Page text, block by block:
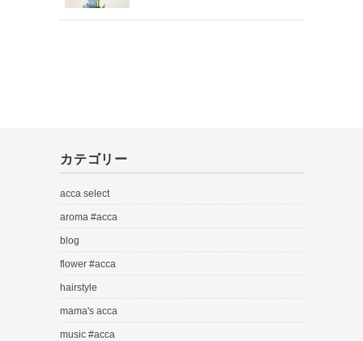
カテゴリー
acca select
aroma #acca
blog
flower #acca
hairstyle
mama's acca
music #acca